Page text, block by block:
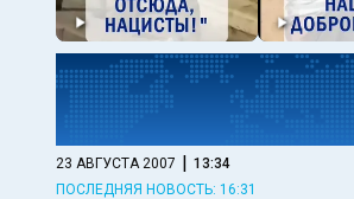
23 АВГУСТА 2007 | 13:34
ПОСЛЕДНЯЯ НОВОСТЬ: 16:31